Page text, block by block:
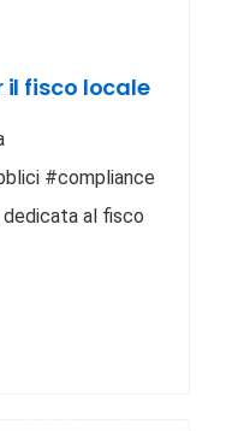
il fisco locale
#compliance
dedicata al fisco